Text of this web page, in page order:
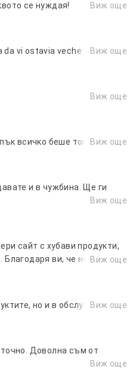
безопасно и
качествени
се нуждая!
Виж още
da vi ostavia veche
Виж още
Виж още
всичко беше топ.
Виж още
и в чужбина. Ще ги
Виж още
сайт с хубави продукти,
ви, че някоиВиж още
но и в обслужването.
Виж още
Доволна съм от
Виж още